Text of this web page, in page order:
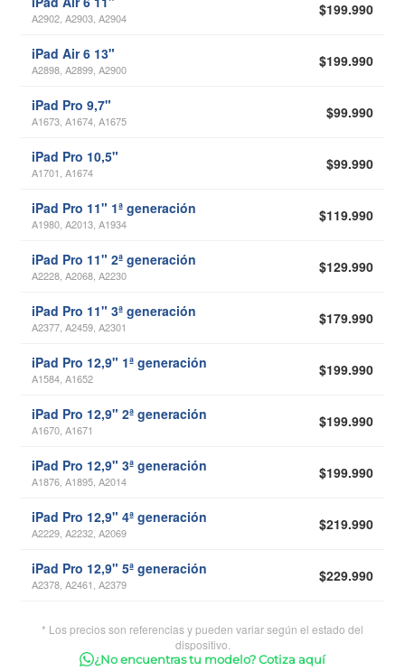
A2902, A2903, A2904 $199.990
iPad Air 6 13"
A2898, A2899, A2900 $199.990
iPad Pro 9,7"
A1673, A1674, A1675 $99.990
iPad Pro 10,5"
A1701, A1674 $99.990
iPad Pro 11" 1ª generación
A1980, A2013, A1934 $119.990
iPad Pro 11" 2ª generación
A2228, A2068, A2230 $129.990
iPad Pro 11" 3ª generación
A2377, A2459, A2301 $179.990
iPad Pro 12,9" 1ª generación
A1584, A1652 $199.990
iPad Pro 12,9" 2ª generación
A1670, A1671 $199.990
iPad Pro 12,9" 3ª generación
A1876, A1895, A2014 $199.990
iPad Pro 12,9" 4ª generación
A2229, A2232, A2069 $219.990
iPad Pro 12,9" 5ª generación
A2378, A2461, A2379 $229.990
* Los precios son referencias y pueden variar según el estado del
dispositivo.
¿No encuentras tu modelo? Cotiza aquí